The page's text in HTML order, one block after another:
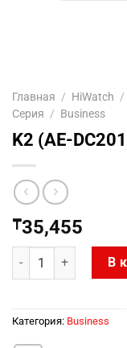
Главная / HiWatch /
Серия / Business
K2 (AE-
₸35,455
Количество товараВ
Категория: Business